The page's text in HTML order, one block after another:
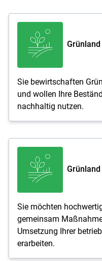
Sie bewirtschaften
und wollen Ihre
nachhaltig nutzen.
Sie möchten
gemeinsam
Umsetzung Ihrer
erarbeiten.